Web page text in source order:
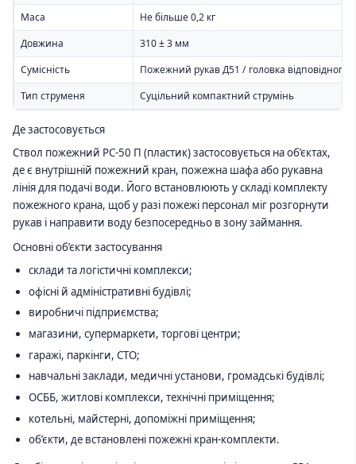
Маса
Не більше 0,2 кг
Довжина
310 ± 3 мм
Сумісність
Пожежний рукав Д51 / головка відповідного
Тип струменя
Суцільний компактний струмінь
Де застосовується
Ствол пожежний РС-50 П (пластик) застосовується на об’єктах,
де є внутрішній пожежний кран, пожежна шафа або рукавна
лінія для подачі води. Його встановлюють у складі комплекту
пожежного крана, щоб у разі пожежі персонал міг розгорнути
рукав і направити воду безпосередньо в зону займання.
Основні об’єкти застосування
склади та логістичні комплекси;
офісні й адміністративні будівлі;
виробничі підприємства;
магазини, супермаркети, торгові центри;
гаражі, паркінги, СТО;
навчальні заклади, медичні установи, громадські будівлі;
ОСББ, житлові комплекси, технічні приміщення;
котельні, майстерні, допоміжні приміщення;
об’єкти, де встановлені пожежні кран-комплекти.